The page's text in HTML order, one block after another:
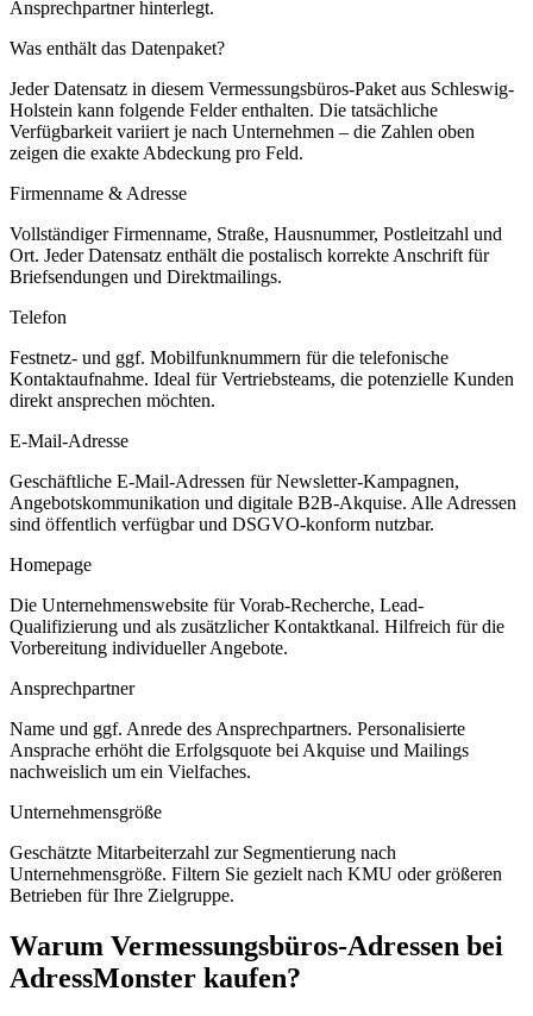
Ansprechpartner hinterlegt.
Was enthält das Datenpaket?
Jeder Datensatz in diesem Vermessungsbüros-Paket aus Schleswig-
Holstein kann folgende Felder enthalten. Die tatsächliche
Verfügbarkeit variiert je nach Unternehmen – die Zahlen oben
zeigen die exakte Abdeckung pro Feld.
Firmenname & Adresse
Vollständiger Firmenname, Straße, Hausnummer, Postleitzahl und
Ort. Jeder Datensatz enthält die postalisch korrekte Anschrift für
Briefsendungen und Direktmailings.
Telefon
Festnetz- und ggf. Mobilfunknummern für die telefonische
Kontaktaufnahme. Ideal für Vertriebsteams, die potenzielle Kunden
direkt ansprechen möchten.
E-Mail-Adresse
Geschäftliche E-Mail-Adressen für Newsletter-Kampagnen,
Angebotskommunikation und digitale B2B-Akquise. Alle Adressen
sind öffentlich verfügbar und DSGVO-konform nutzbar.
Homepage
Die Unternehmenswebsite für Vorab-Recherche, Lead-
Qualifizierung und als zusätzlicher Kontaktkanal. Hilfreich für die
Vorbereitung individueller Angebote.
Ansprechpartner
Name und ggf. Anrede des Ansprechpartners. Personalisierte
Ansprache erhöht die Erfolgsquote bei Akquise und Mailings
nachweislich um ein Vielfaches.
Unternehmensgröße
Geschätzte Mitarbeiterzahl zur Segmentierung nach
Unternehmensgröße. Filtern Sie gezielt nach KMU oder größeren
Betrieben für Ihre Zielgruppe.
Warum Vermessungsbüros-Adressen bei
AdressMonster kaufen?